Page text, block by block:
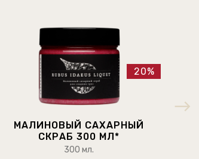
МАЛИНОВЫЙ САХАРНЫЙ
СКРАБ 300 МЛ*
300 мл.
20%